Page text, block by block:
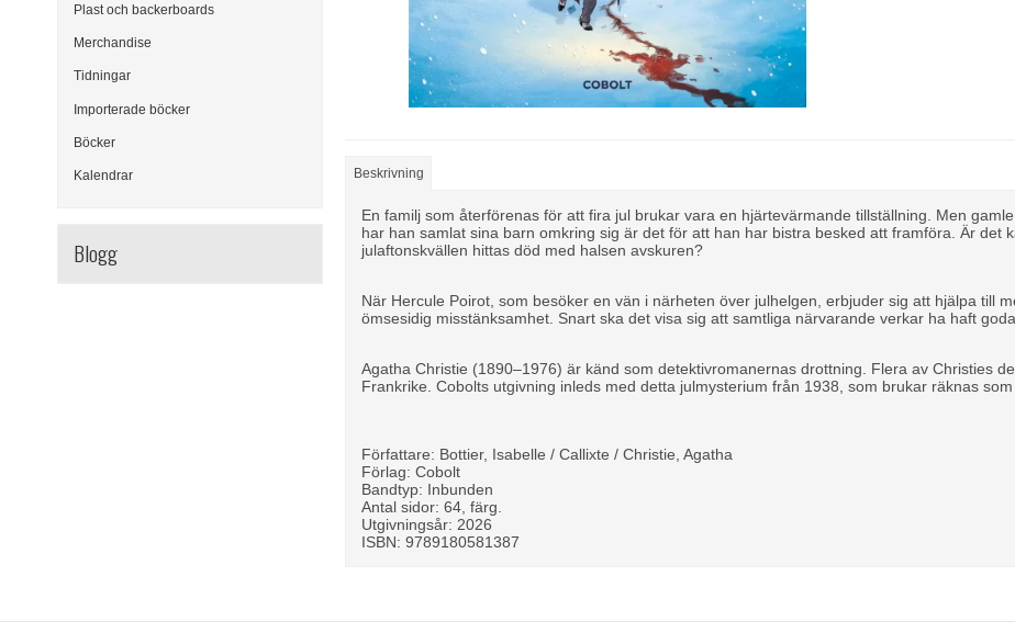
Plast och backerboards
Merchandise
Tidningar
Importerade böcker
Böcker
Kalendrar
Blogg
Beskrivning
En familj som återförenas för att fira jul brukar vara en hjärtevärmande tillställning. Men
har han samlat sina barn omkring sig är det för att han har bistra besked att framföra. Är det
julaftonskvällen hittas död med halsen avskuren?
När Hercule Poirot, som besöker en vän i närheten över julhelgen, erbjuder sig att hjälpa till
ömsesidig misstänksamhet. Snart ska det visa sig att samtliga närvarande verkar ha haft
Agatha Christie (1890–1976) är känd som detektivromanernas drottning. Flera av Christies
Frankrike. Cobolts utgivning inleds med detta julmysterium från 1938, som brukar räknas
Författare: Bottier, Isabelle / Callixte / Christie, Agatha
Förlag: Cobolt
Bandtyp: Inbunden
Antal sidor: 64, färg.
Utgivningsår: 2026
ISBN: 9789180581387